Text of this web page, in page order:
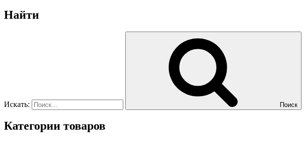
Найти
Искать: Поиск
Категории товаров